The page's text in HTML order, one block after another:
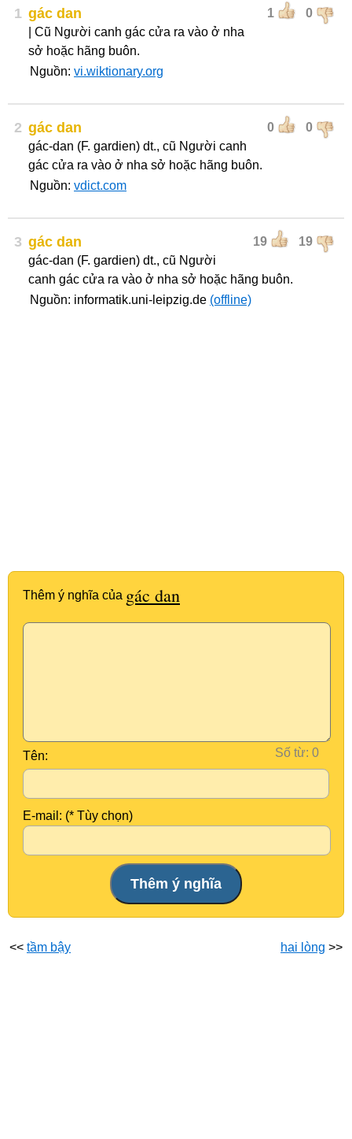
1 1 0
gác dan
| Cũ Người canh gác cửa ra vào ở nha
sở hoặc hãng buôn.
Nguồn: vi.wiktionary.org
2 0 0
gác dan
gác-dan (F. gardien) dt., cũ Người canh
gác cửa ra vào ở nha sở hoặc hãng buôn.
Nguồn: vdict.com
3 19 19
gác dan
gác-dan (F. gardien) dt., cũ Người
canh gác cửa ra vào ở nha sở hoặc hãng buôn.
Nguồn: informatik.uni-leipzig.de (offline)
Thêm ý nghĩa của gác dan
Số từ:
Tên:
E-mail: (* Tùy chọn)
<< tầm bậy hai lòng >>